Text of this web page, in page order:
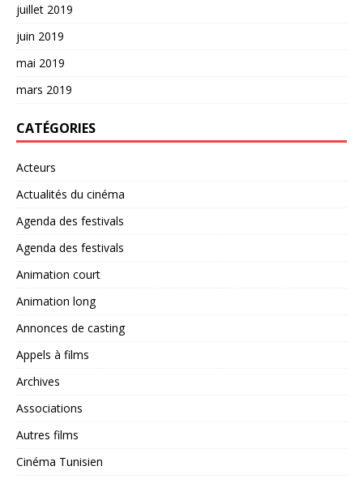
juillet 2019
juin 2019
mai 2019
mars 2019
CATÉGORIES
Acteurs
Actualités du cinéma
Agenda des festivals
Agenda des festivals
Animation court
Animation long
Annonces de casting
Appels à films
Archives
Associations
Autres films
Cinéma Tunisien